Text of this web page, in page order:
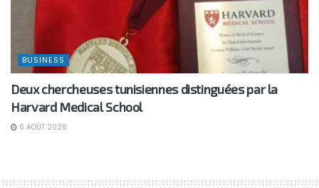
BUSINESS
Deux chercheuses tunisiennes distinguées par la
Harvard Medical School
6 AOÛT 2026